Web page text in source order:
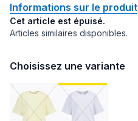
Informations sur le produit
Cet article est épuisé.
Articles similaires disponibles.
Choisissez une variante